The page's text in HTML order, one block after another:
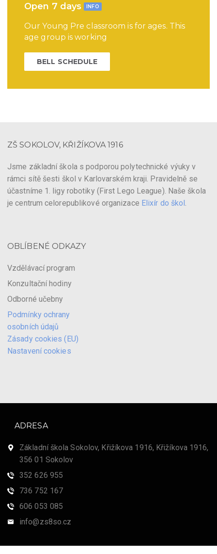
Open 7 days INFO
Our Young Pre classroom is for ages. This
age group is working
BELL SCHEDULE
ZŠ SOKOLOV, KŘIŽÍKOVA 1916
Jsme základní škola s podporou polytechnické výuky v
rámci sítě šesti škol v Karlovarském kraji. Pravidelně se
účastníme 1. ligy robotiky (First Lego League). Naše škola
je centrum celorepublikové organizace Elixír do škol .
OBLÍBENÉ ODKAZY
Vzdělávací program
Konzultační hodiny
Odborné učebny
Podmínky ochrany
osobních údajů
Zásady cookies (EU)
Nastavení cookies
ADRESA
Základní škola Sokolov, Křižíkova 1916, Křižíkova 1916,
356 01 Sokolov
352 626 955
736 752 167
606 053 085
info@zs8so.cz